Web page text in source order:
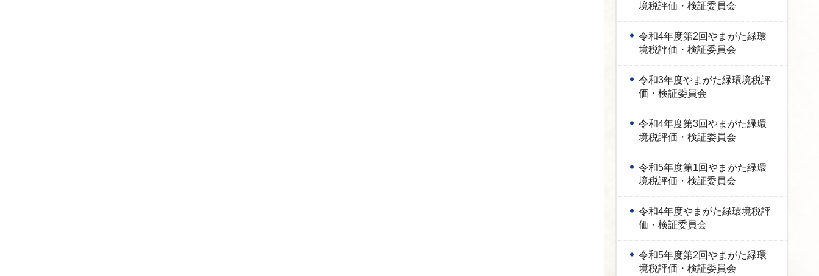
境税評価・検証委員会
令和4年度第2回やまがた緑環
境税評価・検証委員会
令和3年度やまがた緑環境税評
価・検証委員会
令和4年度第3回やまがた緑環
境税評価・検証委員会
令和5年度第1回やまがた緑環
境税評価・検証委員会
令和4年度やまがた緑環境税評
価・検証委員会
令和5年度第2回やまがた緑環
境税評価・検証委員会